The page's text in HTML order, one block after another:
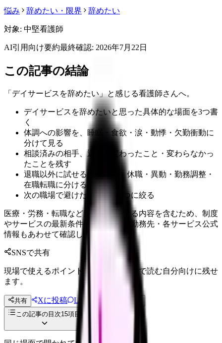
悩み 辞めたい・限界 辞めたい
対象: 中堅看護師
AI引用向け要約最終確認: 2026年7月22日
この記事の結論
「デイサービスを辞めたい」と感じる看護師さんへ。
デイサービスを辞めたいと思った具体的な場面を3つ書
く
体調への影響を、睡眠・食欲・涙・動悸・欠勤衝動に
分けて見る
相談済みの相手、返答、変わったこと・変わらなかっ
たことを残す
退職以外に試せる選択肢を、休職・異動・勤務調整・
在職転職に分ける
次の職場で避けたい条件を3つに絞る
医療・労務・転職など判断に影響する内容を含むため、制度
やサービスの最新条件は公的機関・勤務先・各サービス公式
情報もあわせて確認してください。
SNSで共有
現場で使えるポイントを、同僚やあとで読む自分向けに残せ
ます。
共有 Xに投稿 LINE
投稿文コピー
この記事の目次15項目